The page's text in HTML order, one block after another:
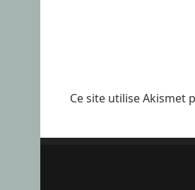
Ce site utilise Akismet